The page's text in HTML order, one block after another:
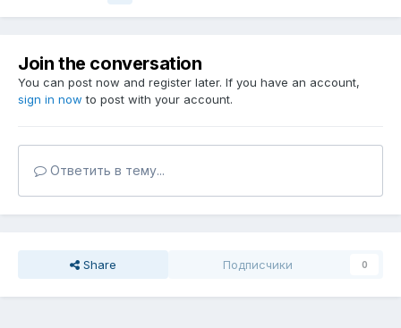
Join the conversation
You can post now and register later. If you have an account,
sign in now to post with your account.
Ответить в тему...
Share Подписчики 0